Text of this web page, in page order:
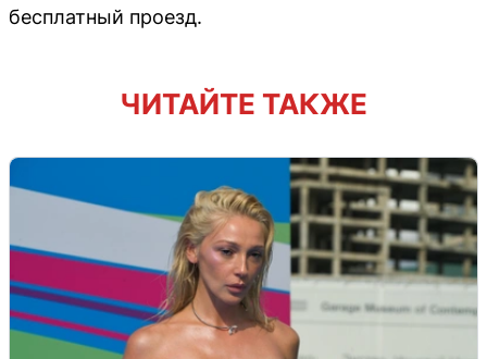
бесплатный проезд.
ЧИТАЙТЕ ТАКЖЕ